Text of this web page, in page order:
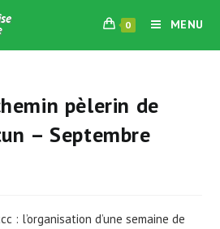
0 MENU
pèlerin de
– Septembre
: l’organisation d’une semaine de